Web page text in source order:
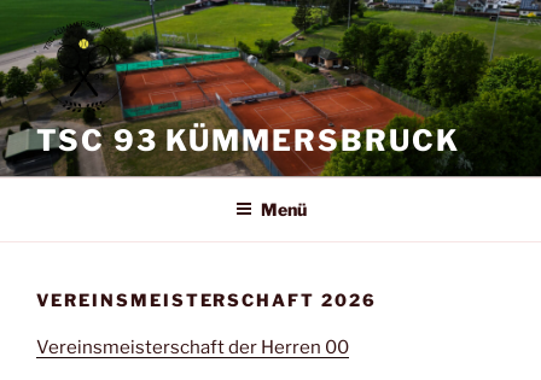
Inhalt
springen
TSC 93 KÜMMERSBRUCK
Menü
VEREINSMEISTERSCHAFT 2026
Vereinsmeisterschaft der Herren 00